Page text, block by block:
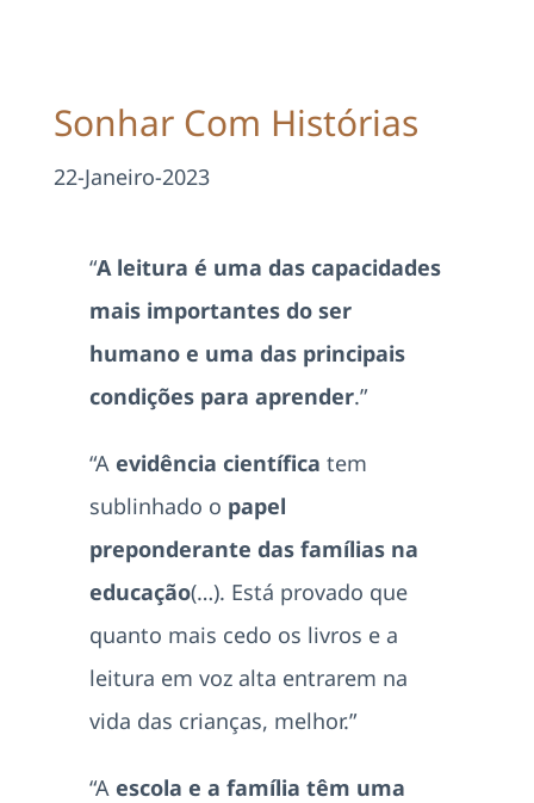
Área Reservada
Sonhar Com Histórias
22-Janeiro-2023
“A leitura é uma das capacidades
mais importantes do ser
humano e uma das principais
condições para aprender.”
“A evidência científica tem
sublinhado o papel
preponderante das famílias na
educação(…). Está provado que
quanto mais cedo os livros e a
leitura em voz alta entrarem na
vida das crianças, melhor.”
“A escola e a família têm uma